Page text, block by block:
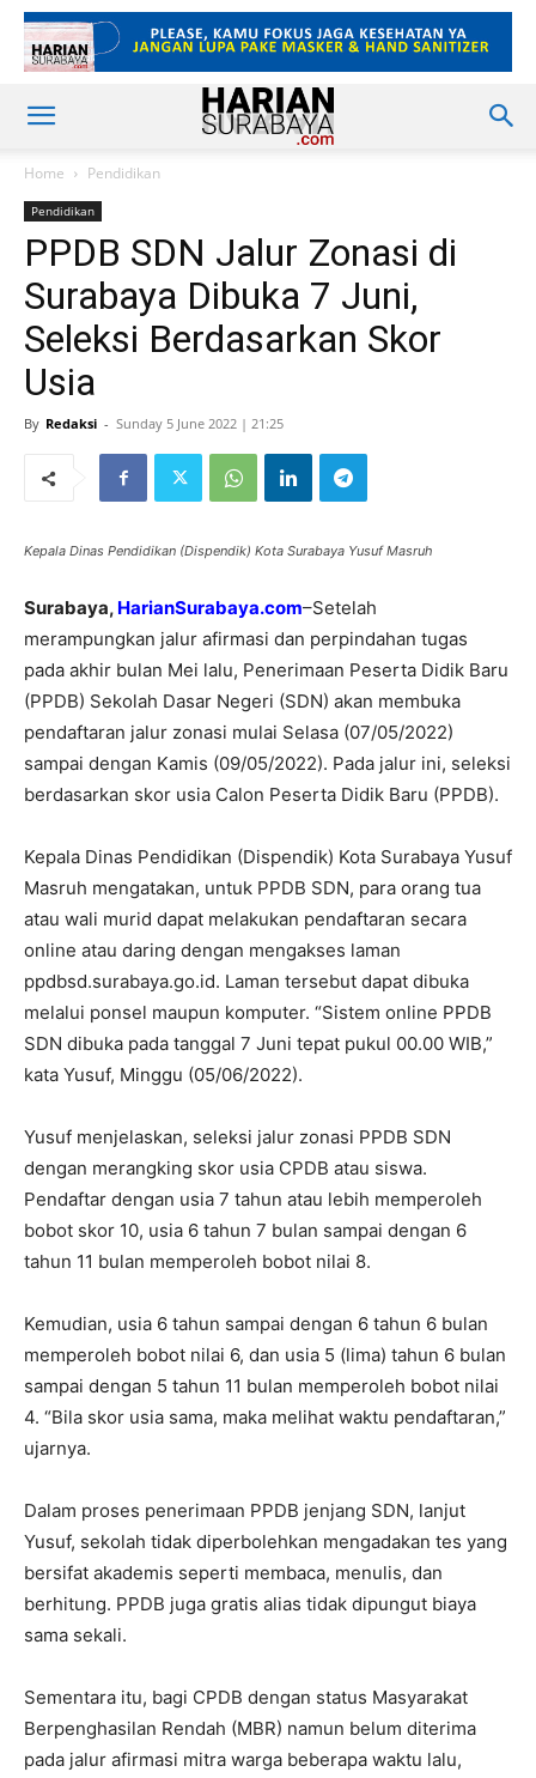
Home Pendidikan
Pendidikan
PPDB SDN Jalur Zonasi di
Surabaya Dibuka 7 Juni,
Seleksi Berdasarkan Skor
Usia
By Redaksi - Sunday 5 June 2022 | 21:25
Kepala Dinas Pendidikan (Dispendik) Kota Surabaya Yusuf Masruh
Surabaya, HarianSurabaya.com–Setelah
merampungkan jalur afirmasi dan perpindahan tugas
pada akhir bulan Mei lalu, Penerimaan Peserta Didik Baru
(PPDB) Sekolah Dasar Negeri (SDN) akan membuka
pendaftaran jalur zonasi mulai Selasa (07/05/2022)
sampai dengan Kamis (09/05/2022). Pada jalur ini, seleksi
berdasarkan skor usia Calon Peserta Didik Baru (PPDB).
Kepala Dinas Pendidikan (Dispendik) Kota Surabaya Yusuf
Masruh mengatakan, untuk PPDB SDN, para orang tua
atau wali murid dapat melakukan pendaftaran secara
online atau daring dengan mengakses laman
ppdbsd.surabaya.go.id. Laman tersebut dapat dibuka
melalui ponsel maupun komputer. “Sistem online PPDB
SDN dibuka pada tanggal 7 Juni tepat pukul 00.00 WIB,”
kata Yusuf, Minggu (05/06/2022).
Yusuf menjelaskan, seleksi jalur zonasi PPDB SDN
dengan merangking skor usia CPDB atau siswa.
Pendaftar dengan usia 7 tahun atau lebih memperoleh
bobot skor 10, usia 6 tahun 7 bulan sampai dengan 6
tahun 11 bulan memperoleh bobot nilai 8.
Kemudian, usia 6 tahun sampai dengan 6 tahun 6 bulan
memperoleh bobot nilai 6, dan usia 5 (lima) tahun 6 bulan
sampai dengan 5 tahun 11 bulan memperoleh bobot nilai
4. “Bila skor usia sama, maka melihat waktu pendaftaran,”
ujarnya.
Dalam proses penerimaan PPDB jenjang SDN, lanjut
Yusuf, sekolah tidak diperbolehkan mengadakan tes yang
bersifat akademis seperti membaca, menulis, dan
berhitung. PPDB juga gratis alias tidak dipungut biaya
sama sekali.
Sementara itu, bagi CPDB dengan status Masyarakat
Berpenghasilan Rendah (MBR) namun belum diterima
pada jalur afirmasi mitra warga beberapa waktu lalu,